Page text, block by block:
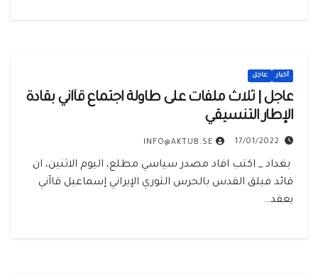
أخبار عاجل
عاجل | ‏‏ثلاث ملفات على طاولة اجتماع قآاني بقادة
الإطار التنسيقي
17/01/2022
INFO@AKTUB.SE
‏ بغداد _ اكتب افاد مصدر سياسي مطلع، اليوم الاثنين، ان
قائد فيلق القدس بالحرس الثوري الإيراني إسماعيل قاآني
يعقد…